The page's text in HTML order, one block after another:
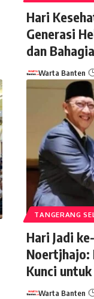
Hari
Generasi
dan Bahagia
Warta Banten
TANGERANG
Hari Jadi
Noertjhajo:
Kunci
Warta Banten